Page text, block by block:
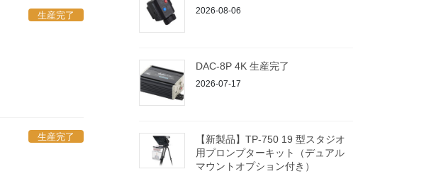
生産完了
生産完了
2026-08-06
DAC-8P 4K 生産完了
2026-07-17
【新製品】TP-750 19 型スタジオ
用プロンプターキット（デュアル
マウントオプション付き）